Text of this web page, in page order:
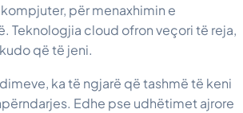
për menaxhimin e
Teknologjia cloud ofron veçori të reja,
që të jeni.
ka të ngjarë që tashmë të keni
Edhe pse udhëtimet ajrore